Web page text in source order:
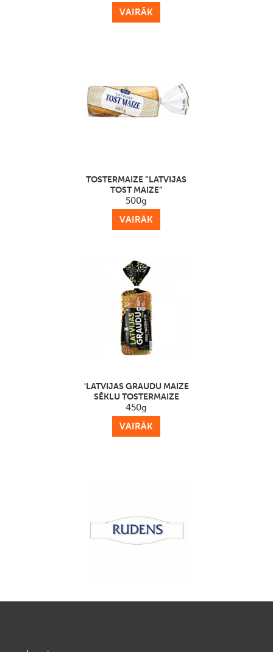
VAIRĀK
TOSTERMAIZE “LATVIJAS
TOST MAIZE”
500g
VAIRĀK
'LATVIJAS GRAUDU MAIZE
SĒKLU TOSTERMAIZE
450g
VAIRĀK